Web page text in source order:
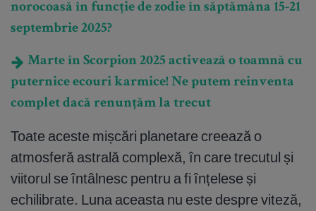
norocoasă în funcție de zodie în săptămâna 15-21
septembrie 2025?
Marte în Scorpion 2025 activează o toamnă cu
puternice ecouri karmice! Ne putem reinventa
complet dacă renunțăm la trecut
Toate aceste mișcări planetare creează o
atmosferă astrală complexă, în care trecutul și
viitorul se întâlnesc pentru a fi înțelese și
echilibrate. Luna aceasta nu este despre viteză,